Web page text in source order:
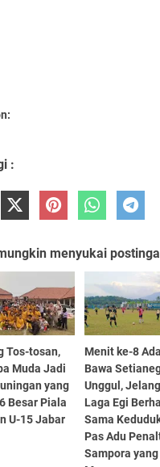
:
menyukai
Tos-tosan,
Muda Jadi
yang
Besar Piala
U-15 Jabar
Menit ke-8
Bawa
Unggul,
Laga Egi
Sama
Pas Adu
Sampora yang